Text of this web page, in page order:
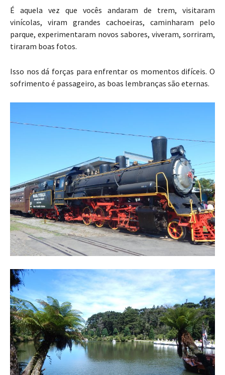
É aquela vez que vocês andaram de trem, visitaram
vinícolas, viram grandes cachoeiras, caminharam pelo
parque, experimentaram novos sabores, viveram, sorriram,
tiraram boas fotos.
Isso nos dá forças para enfrentar os momentos difíceis. O
sofrimento é passageiro, as boas lembranças são eternas.